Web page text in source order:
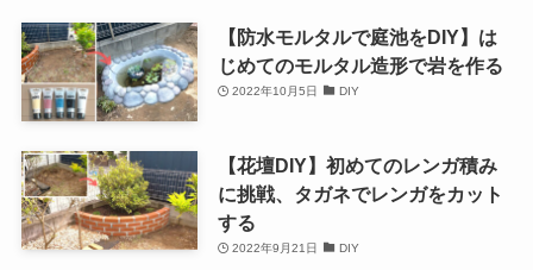
【防水モルタルで庭池をDIY】は
じめてのモルタル造形で岩を作る
2022年10月5日 DIY
【花壇DIY】初めてのレンガ積み
に挑戦、タガネでレンガをカット
する
2022年9月21日 DIY